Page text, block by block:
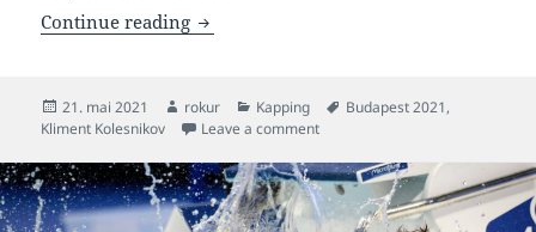
Continue reading Kolesnikov skjótari enn evropametið í
Posted
on
21. mai 2021 Author
rokur Categories
Kapping Tags
Budapest 2021,
Kliment Kolesnikov
Leave a commenton Kolesnikov skjótari enn